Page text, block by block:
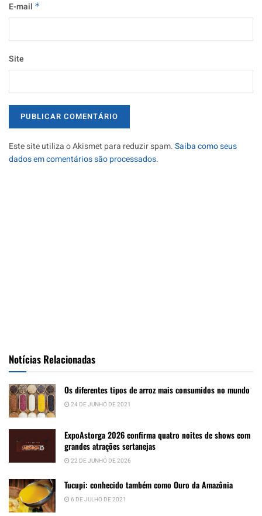
E-mail *
Site
Este site utiliza o Akismet para reduzir spam.Saiba como seus
dados em comentários são processados.
Notícias Relacionadas
Os diferentes tipos de arroz mais consumidos no mundo
24 DE JUNHO DE 2021
ExpoAstorga 2026 confirma quatro noites de shows com
grandes atrações sertanejas
22 DE JUNHO DE 2026
Tucupi: conhecido também como Ouro da Amazônia
6 DE JULHO DE 2021